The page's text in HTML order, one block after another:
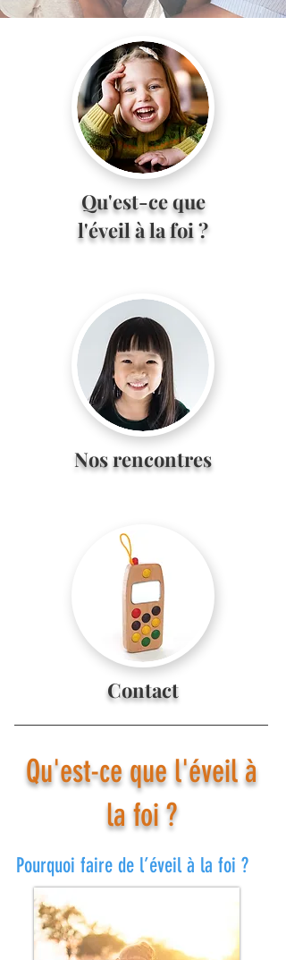
Qu'est-ce que
l'éveil à la foi ?
Nos rencontres
Contact
Qu'est-ce que l'éveil à
la foi ?
Pourquoi faire de l’éveil à la foi ?